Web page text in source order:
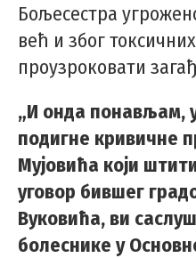
Бољесестра
већ и због
проузроковати
„И онда понављам,
подигне кривичне
Мујовића који
уговор бившег
Вуковића, ви
болеснике у